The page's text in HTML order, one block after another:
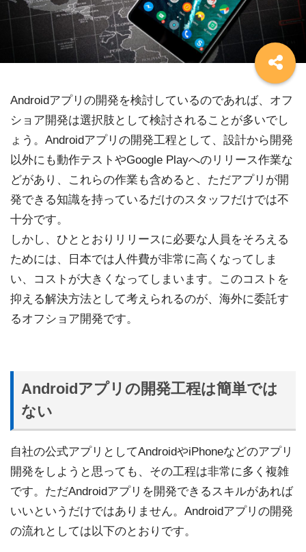
Androidアプリの開発を検討しているのであれば、オフ
ショア開発は選択肢として検討されることが多いでし
ょう。Androidアプリの開発工程として、設計から開発
以外にも動作テストやGoogle Playへのリリース作業な
どがあり、これらの作業も含めると、ただアプリが開
発できる知識を持っているだけのスタッフだけでは不
十分です。
しかし、ひととおりリリースに必要な人員をそろえる
ためには、日本では人件費が非常に高くなってしま
い、コストが大きくなってしまいます。このコストを
抑える解決方法として考えられるのが、海外に委託す
るオフショア開発です。
Androidアプリの開発工程は簡単では
ない
自社の公式アプリとしてAndroidやiPhoneなどのアプリ
開発をしようと思っても、その工程は非常に多く複雑
です。ただAndroidアプリを開発できるスキルがあれば
いいというだけではありません。Androidアプリの開発
の流れとしては以下のとおりです。